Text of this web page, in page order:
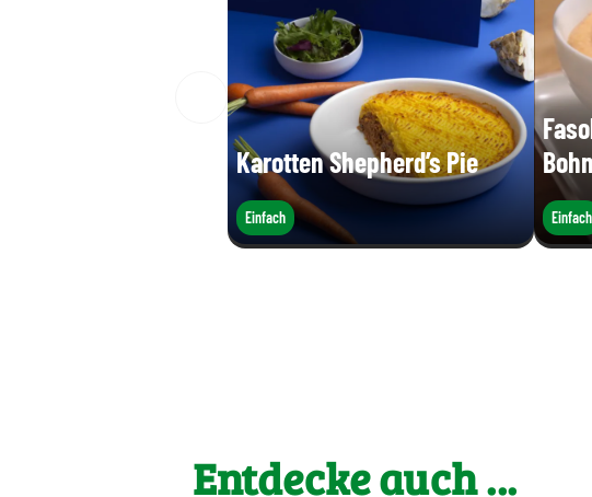
Karotten Shepherd’s Pie
Einfach Einfach
Entdecke auch ...